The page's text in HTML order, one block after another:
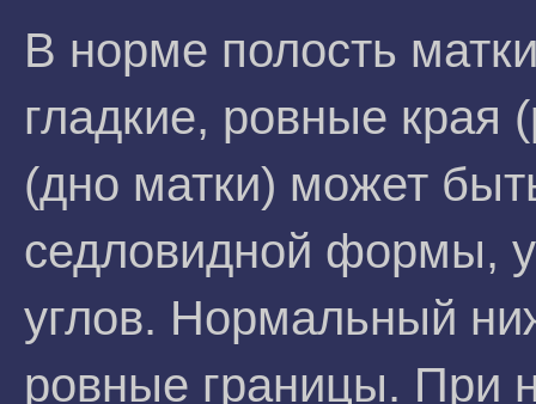
В норме полость
гладкие, ровные края
(дно матки) может
седловидной формы,
углов. Нормальный
ровные границы. При